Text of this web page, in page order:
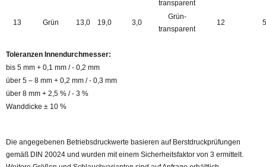
transparent
13 Grün 13,0 19,0 3,0
Grün-
transparent
12
Toleranzen Innendurchmesser:
bis 5 mm + 0,1 mm / - 0,2 mm
über 5 – 8 mm + 0,2 mm / - 0,3 mm
über 8 mm + 2,5 % / - 3 %
Wanddicke ± 10 %
Die angegebenen Betriebsdruckwerte basieren auf Berstdruckprüfungen
gemäß DIN 20024 und wurden mit einem Sicherheitsfaktor von 3 ermittelt.